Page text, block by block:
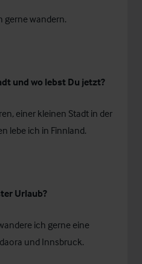
gerne wandern.
und wo lebst Du jetzt?
einer kleinen Stadt in der
lebe ich in Finnland.
Urlaub?
ich gerne eine
und Innsbruck.